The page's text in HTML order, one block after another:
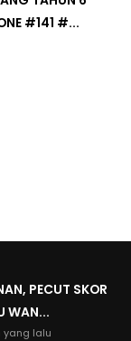
#141 #...
PECUT SKOR
WAN...
yang lalu